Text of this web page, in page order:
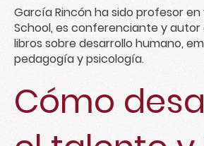
García Rincón ha sido profesor en
School, es conferenciante y autor
libros sobre desarrollo humano,
pedagogía y psicología.
Cómo